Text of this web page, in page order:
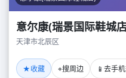
意尔康(瑞景国际鞋城
天津市北辰区
★收藏 ⌖搜周边 📱 去手